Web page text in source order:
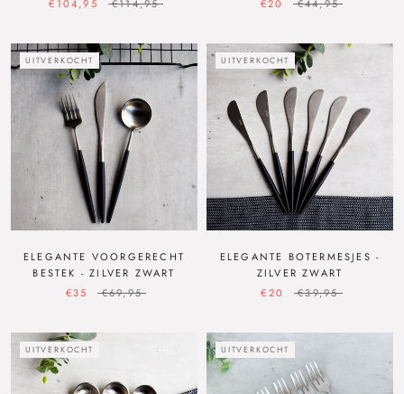
€104,95
€114,95
€20
€44,95
UITVERKOCHT
ELEGANTE VOORGERECHT
BESTEK - ZILVER ZWART
€35
€69,95
UITVERKOCHT
ELEGANTE BOTERMESJES -
ZILVER ZWART
€20
€39,95
UITVERKOCHT UITVERKOCHT